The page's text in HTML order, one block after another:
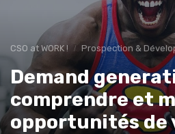
CSO at WORK ! Prospection & Développement
Demand
comprendre et
opportunités de